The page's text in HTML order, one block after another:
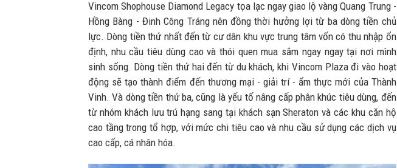
Vincom Shophouse Diamond Legacy tọa lạc ngay giao lộ vàng Quang Trung -
Hồng Bàng - Đinh Công Tráng nên đồng thời hưởng lợi từ ba dòng tiền chủ
lực. Dòng tiền thứ nhất đến từ cư dân khu vực trung tâm vốn có thu nhập ổn
định, nhu cầu tiêu dùng cao và thói quen mua sắm ngay ngay tại nơi mình
sinh sống. Dòng tiền thứ hai đến từ du khách, khi Vincom Plaza đi vào hoạt
động sẽ tạo thành điểm đến thương mại - giải trí - ẩm thực mới của Thành
Vinh. Và dòng tiền thứ ba, cũng là yếu tố nâng cấp phân khúc tiêu dùng, đến
từ nhóm khách lưu trú hạng sang tại khách sạn Sheraton và các khu căn hộ
cao tầng trong tổ hợp, với mức chi tiêu cao và nhu cầu sử dụng các dịch vụ
cao cấp, cá nhân hóa.